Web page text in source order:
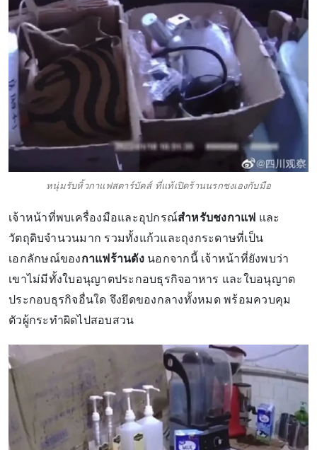
หนุ่มรับหิ้วกาแฟสตาร์บัคส์ ที่แท้เปิดร้านนรกชงเองกับมือ
เจ้าหน้าที่พบเครื่องมือและอุปกรณ์สำหรับชงกาแฟ และ
วัตถุดิบจำนวนมาก รวมทั้งแก้วและถุงกระดาษที่เป็น
เอกลักษณ์ของกาแฟร้านดังนอกจากนี้ เจ้าหน้าที่ยังพบว่า
เขาไม่มีทั้งใบอนุญาตประกอบธุรกิจอาหาร และใบอนุญาต
ประกอบธุรกิจอื่นใด จึงยึดของกลางทั้งหมด พร้อมควบคุม
ตัวผู้กระทำผิดไปสอบสวน